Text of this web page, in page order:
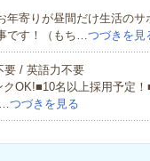
寄りが昼間だけ生活のサ
です！（もち…つづきを見
要 / 英語力不要
OK!■10名以上採用予定
つづきを見る